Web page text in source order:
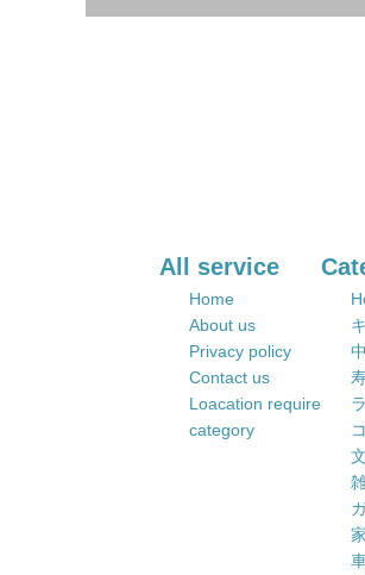
All service
Home
About us
Privacy policy
Contact us
Loacation require
category